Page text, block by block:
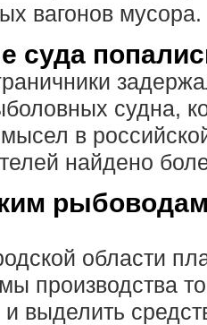
вагонов мусора.
суда
судна,
в
найдено
рыбоводам
области
производства
выделить